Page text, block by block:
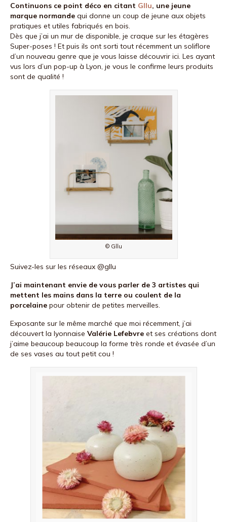
Continuons ce point déco en citant Gllu, une jeune
marque normande qui donne un coup de jeune aux objets
pratiques et utiles fabriqués en bois.
Dès que j’ai un mur de disponible, je craque sur les étagères
Super-poses ! Et puis ils ont sorti tout récemment un soliflore
d’un nouveau genre que je vous laisse découvrir ici. Les ayant
vus lors d’un pop-up à Lyon, je vous le confirme leurs produits
sont de qualité !
© Gllu
Suivez-les sur les réseaux @gllu
J’ai maintenant envie de vous parler de 3 artistes qui
mettent les mains dans la terre ou coulent de la
porcelaine pour obtenir de petites merveilles.
Exposante sur le même marché que moi récemment, j’ai
découvert la lyonnaise Valérie Lefebvre et ses créations dont
j’aime beaucoup beaucoup la forme très ronde et évasée d’un
de ses vases au tout petit cou !